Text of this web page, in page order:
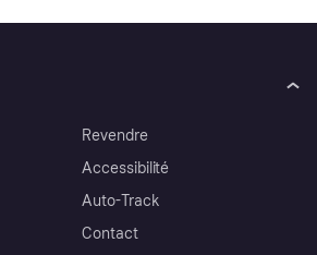
Revendre
Accessibilité
Auto-Track
Contact